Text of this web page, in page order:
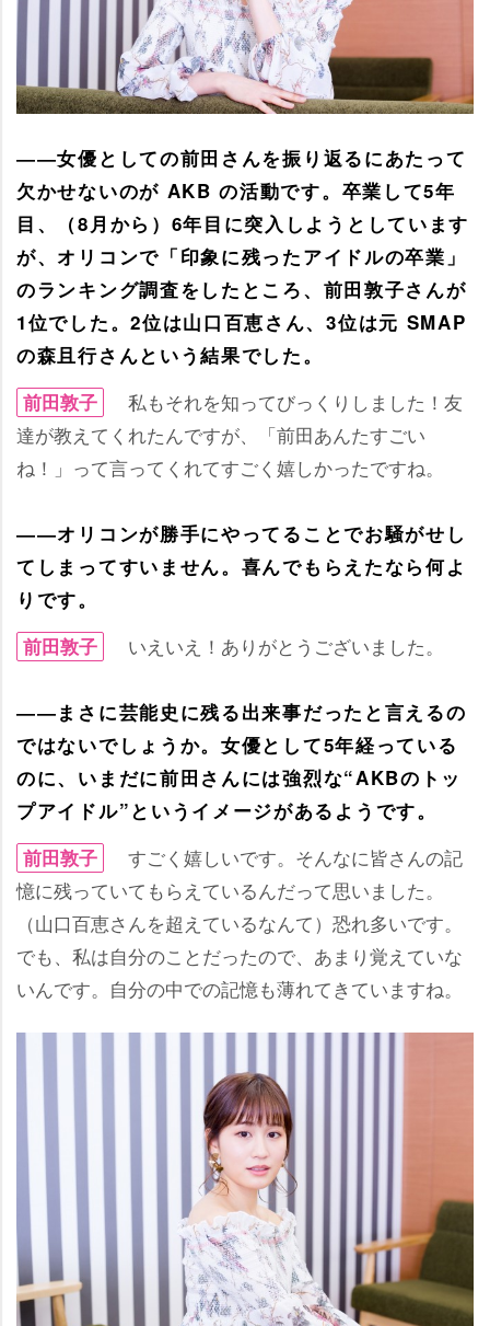
――女優としての前田さんを振り返るにあたって
欠かせないのが AKB の活動です。卒業して5年
目、（8月から）6年目に突入しようとしています
が、オリコンで「印象に残ったアイドルの卒業」
のランキング調査をしたところ、前田敦子さんが
1位でした。2位は山口百恵さん、3位は元 SMAP
の森且行さんという結果でした。
前田敦子
私もそれを知ってびっくりしました！友
達が教えてくれたんですが、「前田あんたすごい
ね！」って言ってくれてすごく嬉しかったですね。
――オリコンが勝手にやってることでお騒がせし
てしまってすいません。喜んでもらえたなら何よ
りです。
前田敦子
いえいえ！ありがとうございました。
――まさに芸能史に残る出来事だったと言えるの
ではないでしょうか。女優として5年経っている
のに、いまだに前田さんには強烈な“AKBのトッ
プアイドル”というイメージがあるようです。
前田敦子
すごく嬉しいです。そんなに皆さんの記
憶に残っていてもらえているんだって思いました。
（山口百恵さんを超えているなんて）恐れ多いです。
でも、私は自分のことだったので、あまり覚えていな
いんです。自分の中での記憶も薄れてきていますね。